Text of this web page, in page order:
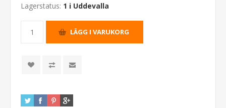
Lagerstatus: 1 i Uddevalla